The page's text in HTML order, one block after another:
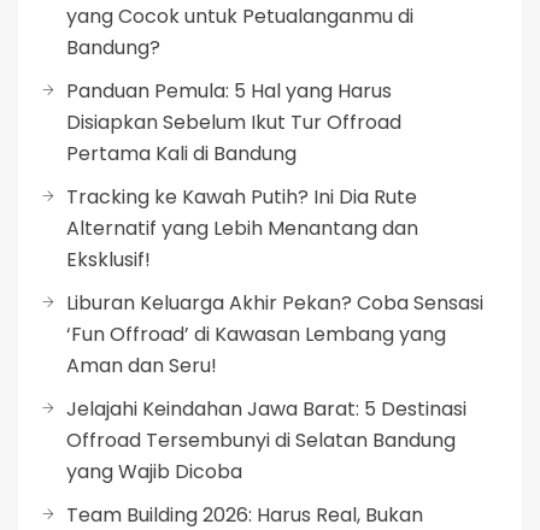
yang Cocok untuk Petualanganmu di
Bandung?
Panduan Pemula: 5 Hal yang Harus
Disiapkan Sebelum Ikut Tur Offroad
Pertama Kali di Bandung
Tracking ke Kawah Putih? Ini Dia Rute
Alternatif yang Lebih Menantang dan
Eksklusif!
Liburan Keluarga Akhir Pekan? Coba Sensasi
‘Fun Offroad’ di Kawasan Lembang yang
Aman dan Seru!
Jelajahi Keindahan Jawa Barat: 5 Destinasi
Offroad Tersembunyi di Selatan Bandung
yang Wajib Dicoba
Team Building 2026: Harus Real, Bukan